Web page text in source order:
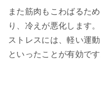
また筋肉もこわばるた
り、冷えが悪化します。
ストレスには、軽い運
といったことが有効です